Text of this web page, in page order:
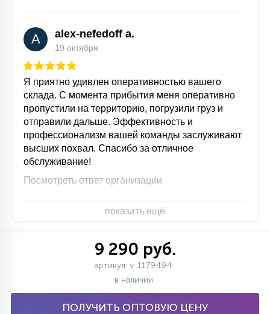
A alex-nefedoff a.
19 октября
Я приятно удивлен оперативностью вашего
склада. С момента прибытия меня оперативно
пропустили на территорию, погрузили груз и
отправили дальше. Эффективность и
профессионализм вашей команды заслуживают
высших похвал. Спасибо за отличное
обслуживание!
Посмотреть ответ организации
показать ещё
9 290 руб.
артикул: v-1179494
в наличии
ПОЛУЧИТЬ ОПТОВУЮ ЦЕНУ